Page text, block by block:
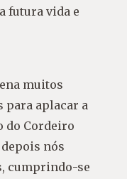
futura vida e
muitos
aplacar a
do Cordeiro
nós
cumprindo-se